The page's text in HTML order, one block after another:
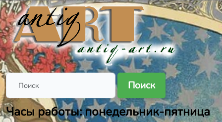
Поиск
Часы работы: понедельник-пятница